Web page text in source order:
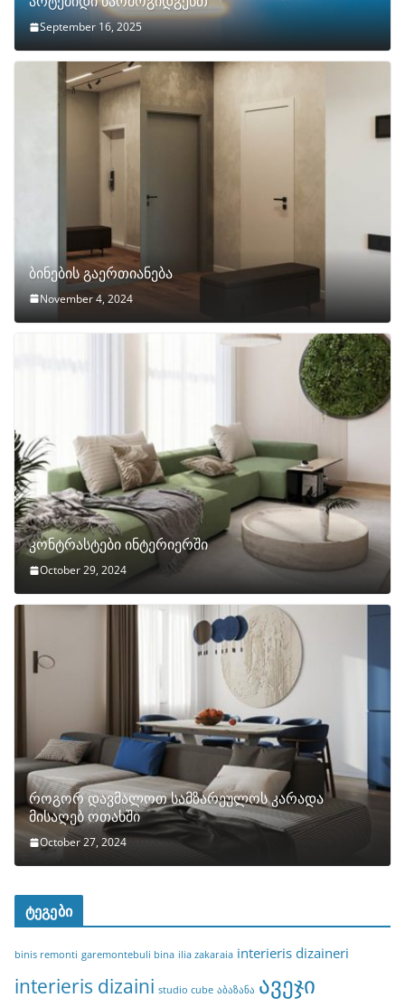
September 16, 2025
ბინების გაერთიანება
November 4, 2024
კონტრასტები ინტერიერში
October 29, 2024
როგორ დავმალოთ სამზარეულოს კარადა
მისაღებ ოთახში
October 27, 2024
ტეგები
binis remonti garemontebuli bina ilia zakaraia interieris dizaineri
interieris dizaini studio cube აბაზანა ავეჯი